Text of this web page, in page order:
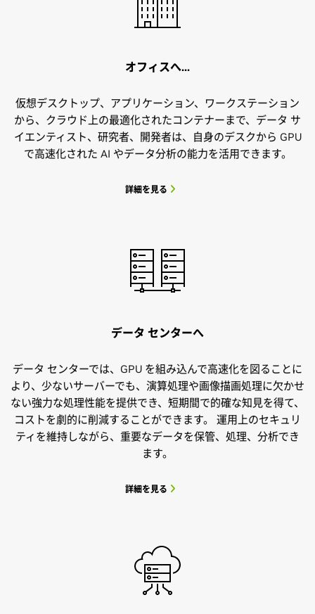
オフィスへ...
仮想デスクトップ、アプリケーション、ワークステーション
から、クラウド上の最適化されたコンテナーまで、データ サ
イエンティスト、研究者、開発者は、自身のデスクから GPU
で高速化された AI やデータ分析の能力を活用できます。
詳細を見る
データ センターへ
データ センターでは、GPU を組み込んで高速化を図ることに
より、少ないサーバーでも、演算処理や画像描画処理に欠かせ
ない強力な処理性能を提供でき、短期間で的確な知見を得て、
コストを劇的に削減することができます。 運用上のセキュリ
ティを維持しながら、重要なデータを保管、処理、分析でき
ます。
詳細を見る